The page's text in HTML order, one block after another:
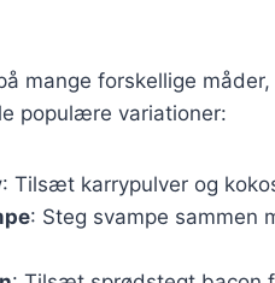
mange forskellige
populære variationer:
: Tilsæt karrypulver og
: Steg svampe sammen